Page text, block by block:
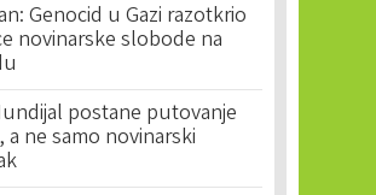
Genocid u Gazi razotkrio
novinarske slobode na
postane putovanje
a ne samo novinarski